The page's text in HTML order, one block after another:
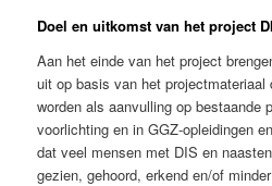
Doel en uitkomst van het project
Aan het einde van het project
uit op basis van het
worden als aanvulling op bestaande
voorlichting en in GGZ-opleidingen
dat veel mensen met DIS en
gezien, gehoord, erkend en/of